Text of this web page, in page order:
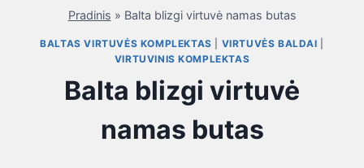
Pradinis » Balta blizgi virtuvė namas butas
BALTAS VIRTUVĖS KOMPLEKTAS VIRTUVĖS BALDAI
VIRTUVINIS KOMPLEKTAS
Balta blizgi virtuvė
namas butas